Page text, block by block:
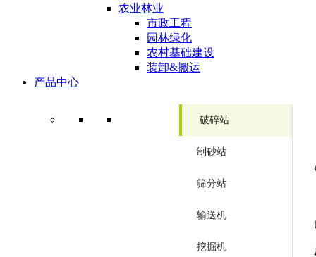
农业林业
市政工程
园林绿化
农村基础建设
装卸&搬运
产品中心
破碎站
制砂站
筛分站
输送机
挖掘机